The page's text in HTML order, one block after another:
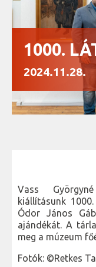
1000.
2024.11.28.
Vass
kiállításunk
Ódor János
ajándékát. A
meg a múzeum
Fotók: ©Retkes